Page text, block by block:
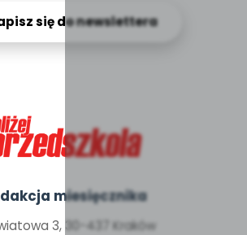
się do newslettera
miesięcznika
3, 30-437 Kraków